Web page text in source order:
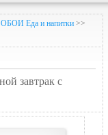
ОБОИ Еда и напитки >>
завтрак с